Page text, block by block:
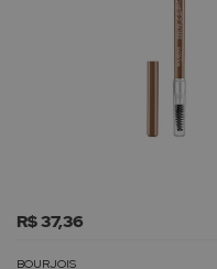
R$ 37,36
BOURJOIS